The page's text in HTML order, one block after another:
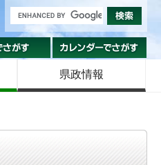
組織でさがす
県政情報